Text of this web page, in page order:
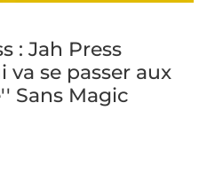
: Jah Press
se passer aux
Sans Magic